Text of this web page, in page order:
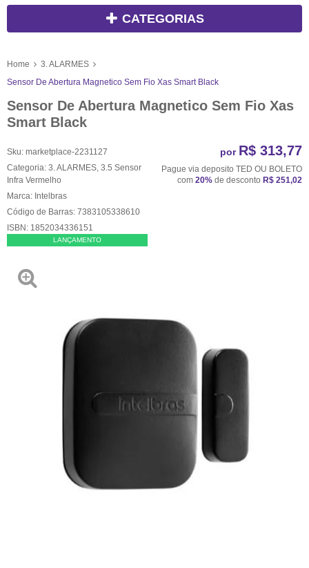
CATEGORIAS
Home
3. ALARMES
Sensor De Abertura Magnetico Sem Fio Xas Smart Black
Sensor De Abertura Magnetico Sem Fio Xas
Smart Black
Sku: marketplace-2231127
Categoria: 3. ALARMES 3.5 Sensor
Infra Vermelho
Marca: Intelbras
Código de Barras: 7383105338610
ISBN: 1852034336151
LANÇAMENTO
por R$ 313,77
Pague via deposito TED OU BOLETO
com 20% de desconto R$ 251,02